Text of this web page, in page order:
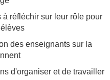
réfléchir sur leur rôle pour
des enseignants sur la
d'organiser et de travailler